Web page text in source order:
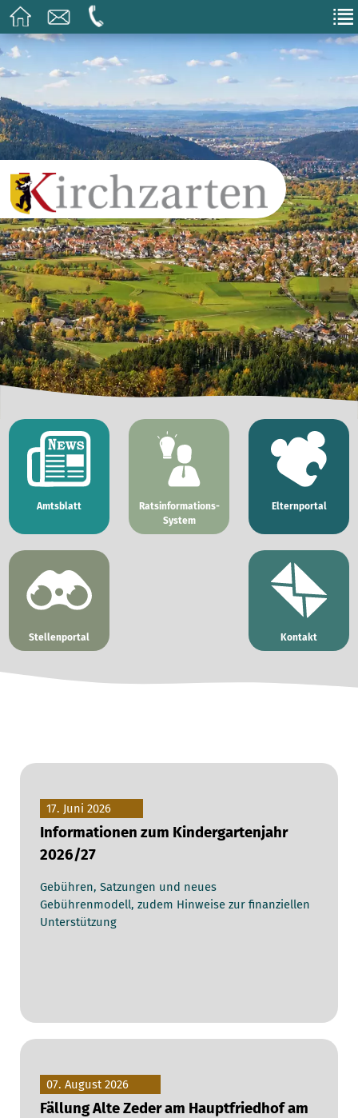
Amtsblatt
Ratsinformations-
System
Elternportal
Stellenportal Kontakt
17. Juni 2026
Informationen zum Kindergartenjahr
2026/27
Gebühren, Satzungen und neues
Gebührenmodell, zudem Hinweise zur finanziellen
Unterstützung
07. August 2026
Fällung Alte Zeder am Hauptfriedhof am